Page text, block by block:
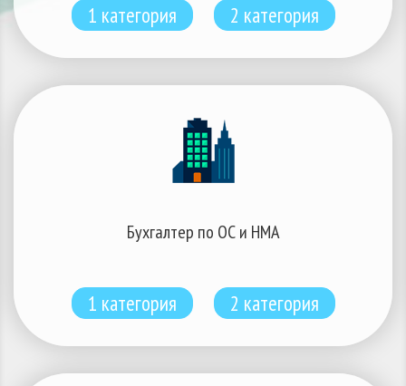
1 категория 2 категория
Бухгалтер по ОС и НМА
1 категория 2 категория